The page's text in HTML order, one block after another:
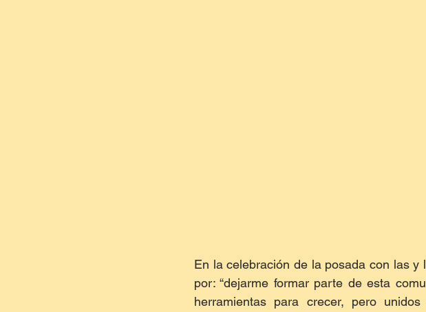
En la celebración de la posada con las
por: “dejarme formar parte de esta
herramientas para crecer, pero